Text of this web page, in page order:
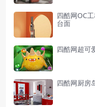
四酷网OC
台面
四酷网超可
四酷网厨房